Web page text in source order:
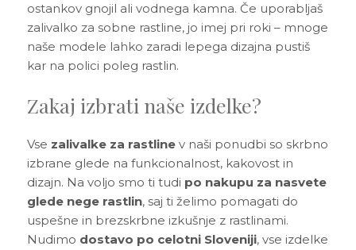
ostankov gnojil ali vodnega kamna. Če uporabljaš
zalivalko za sobne rastline, jo imej pri roki – mnoge
naše modele lahko zaradi lepega dizajna pustiš
kar na polici poleg rastlin.
Zakaj izbrati naše izdelke?
Vse zalivalke za rastlinev naši ponudbi so skrbno
izbrane glede na funkcionalnost, kakovost in
dizajn. Na voljo smo ti tudi po nakupu za nasvete
glede nege rastlin, saj ti želimo pomagati do
uspešne in brezskrbne izkušnje z rastlinami.
Nudimo dostavo po celotni Sloveniji, vse izdelke